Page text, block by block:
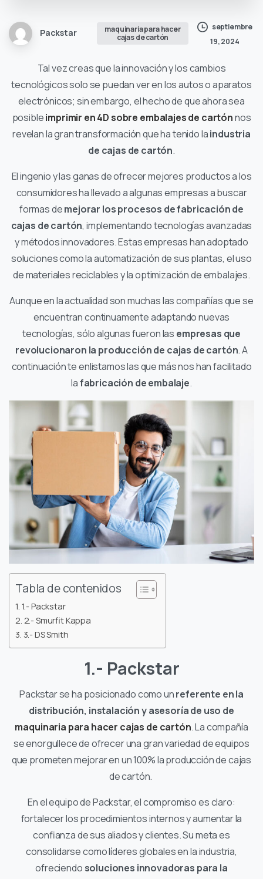
Packstar
maquinaria para hacer
cajas de cartón
septiembre
19, 2024
Tal vez creas que la innovación y los cambios
tecnológicos solo se puedan ver en los autos o aparatos
electrónicos; sin embargo, el hecho de que ahora sea
posibleimprimir en 4D sobre embalajes de cartónnos
revelan la gran transformación que ha tenido laindustria
de cajas de cartón.
El ingenio y las ganas de ofrecer mejores productos a los
consumidores ha llevado a algunas empresas a buscar
formas demejorar los procesos de fabricación de
cajas de cartón, implementando tecnologías avanzadas
y métodos innovadores. Estas empresas han adoptado
soluciones como la automatización de sus plantas, el uso
de materiales reciclables y la optimización de embalajes.
Aunque en la actualidad son muchas las compañías que se
encuentran continuamente adaptando nuevas
tecnologías, sólo algunas fueron las empresas que
revolucionaron la producción de cajas de cartón. A
continuación te enlistamos las que más nos han facilitado
lafabricación de embalaje.
Tabla de contenidos
1.- Packstar
2.- Smurfit Kappa
3.- DS Smith
1.- Packstar
Packstar se ha posicionado como unreferente en la
distribución, instalación y asesoría de uso de
maquinaria para hacer cajas de cartón. La compañía
se enorgullece de ofrecer una gran variedad de equipos
que prometen mejorar en un 100% la producción de cajas
de cartón.
En el equipo de Packstar, el compromiso es claro:
fortalecer los procedimientos internos y aumentar la
confianza de sus aliados y clientes. Su meta es
consolidarse como líderes globales en la industria,
ofreciendo soluciones innovadoras para la